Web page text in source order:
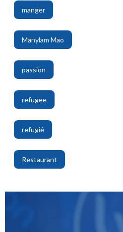
manger
,
Manylam Mao
,
passion
,
refugee
,
refugié
,
Restaurant